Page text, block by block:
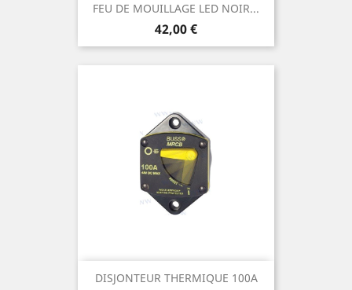
FEU DE MOUILLAGE LED NOIR...
Prix
42,00 €
DISJONTEUR THERMIQUE 100A